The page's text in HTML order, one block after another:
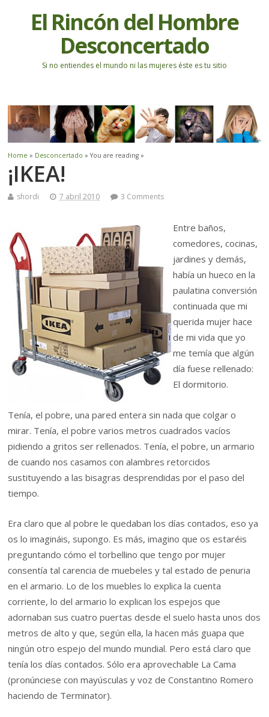
El Rincón del Hombre
Desconcertado
Si no entiendes el mundo ni las mujeres éste es tu sitio
Home » Desconcertado » You are reading »
¡IKEA!
shordi 7 abril 2010 3 Comments
Entre baños,
comedores, cocinas,
jardines y demás,
había un hueco en la
paulatina conversión
continuada que mi
querida mujer hace
de mi vida que yo
me temía que algún
día fuese rellenado:
El dormitorio.
Tenía, el pobre, una pared entera sin nada que colgar o
mirar. Tenía, el pobre varios metros cuadrados vacíos
pidiendo a gritos ser rellenados. Tenía, el pobre, un armario
de cuando nos casamos con alambres retorcidos
sustituyendo a las bisagras desprendidas por el paso del
tiempo.
Era claro que al pobre le quedaban los días contados, eso ya
os lo imagináis, supongo. Es más, imagino que os estaréis
preguntando cómo el torbellino que tengo por mujer
consentía tal carencia de muebeles y tal estado de penuria
en el armario. Lo de los muebles lo explica la cuenta
corriente, lo del armario lo explican los espejos que
adornaban sus cuatro puertas desde el suelo hasta unos dos
metros de alto y que, según ella, la hacen más guapa que
ningún otro espejo del mundo mundial. Pero está claro que
tenía los días contados. Sólo era aprovechable La Cama
(pronúnciese con mayúsculas y voz de Constantino Romero
haciendo de Terminator).